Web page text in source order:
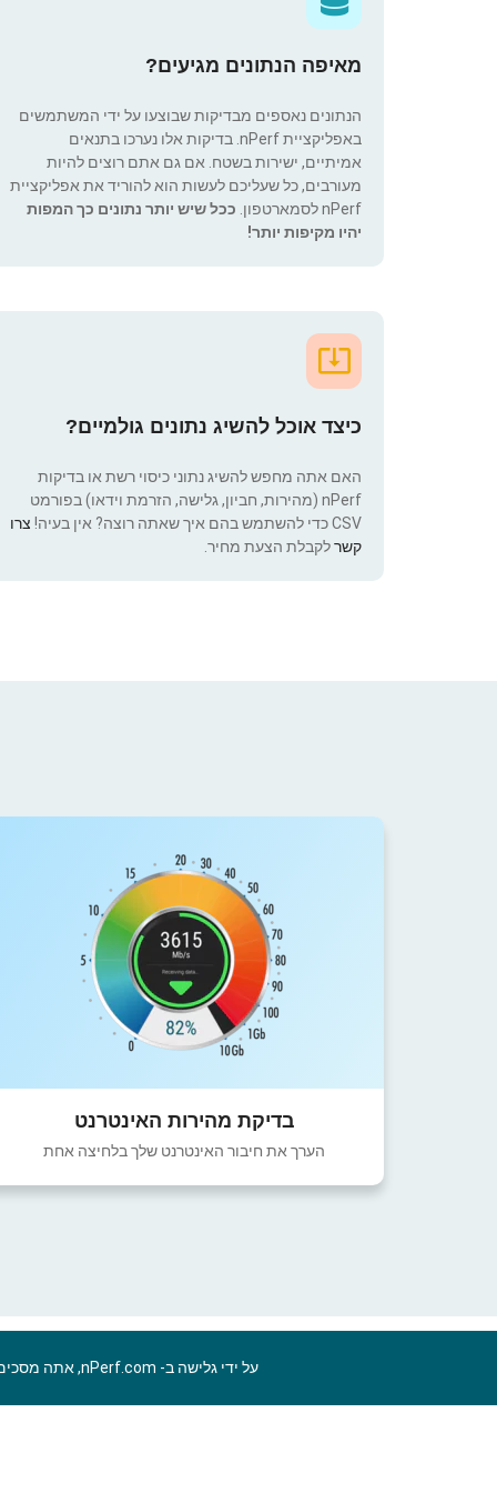
מאיפה הנתונים מגיעים?
הנתונים נאספים מבדיקות שבוצעו על ידי המשתמשים
באפליקציית nPerf. בדיקות אלו נערכו בתנאים
אמיתיים, ישירות בשטח. אם גם אתם רוצים להיות
מעורבים, כל שעליכם לעשות הוא להוריד את אפליקציית
nPerf לסמארטפון.
ככל שיש יותר נתונים כך המפות
יהיו מקיפות יותר!
כיצד אוכל להשיג נתונים גולמיים?
האם אתה מחפש להשיג נתוני כיסוי רשת או בדיקות
nPerf (מהירות, חביון, גלישה, הזרמת וידאו) בפורמט
CSV כדי להשתמש בהם איך שאתה רוצה? אין בעיה!
צרו
קשרלקבלת הצעת מחיר.
בדיקת מהירות האינטרנט
הערך את חיבור האינטרנט שלך בלחיצה אחת
על ידי גלישה ב- nPerf.com, אתה מסכים ל